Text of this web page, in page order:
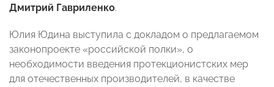
Дмитрий Гавриленко.
Юлия Юдина выступила с докладом о предлагаемом
законопроекте «российской полки», о
необходимости введения протекционистских мер
для отечественных производителей, в качестве